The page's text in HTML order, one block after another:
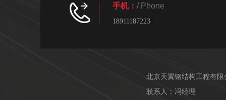
手机： / Phone
18911187223
北京天翼钢结构工程有限
联系人：冯经理